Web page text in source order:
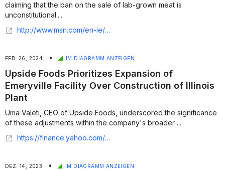
claiming that the ban on the sale of lab-grown meat is
unconstitutional....
http://www.msn.com/en-ie/money/other/lab-grown-meat-controversy-upside-foods-sues-florida-over-sales-ban/ar-AA1oNpND?apiversion=v2&noservercache=1&domshim=1&renderwebcomponents=1&wcseo=1&batchservertelemetry=1&noservertelemetry=1
FEB. 26, 2024 • IM DIAGRAMM ANZEIGEN
Upside Foods Prioritizes Expansion of
Emeryville Facility Over Construction of Illinois
Plant
Uma Valeti, CEO of Upside Foods, underscored the significance
of these adjustments within the company's broader ...
https://finance.yahoo.com/news/upside-foods-prioritizes-expansion-emeryville-080000360.html
DEZ. 14, 2023 • IM DIAGRAMM ANZEIGEN